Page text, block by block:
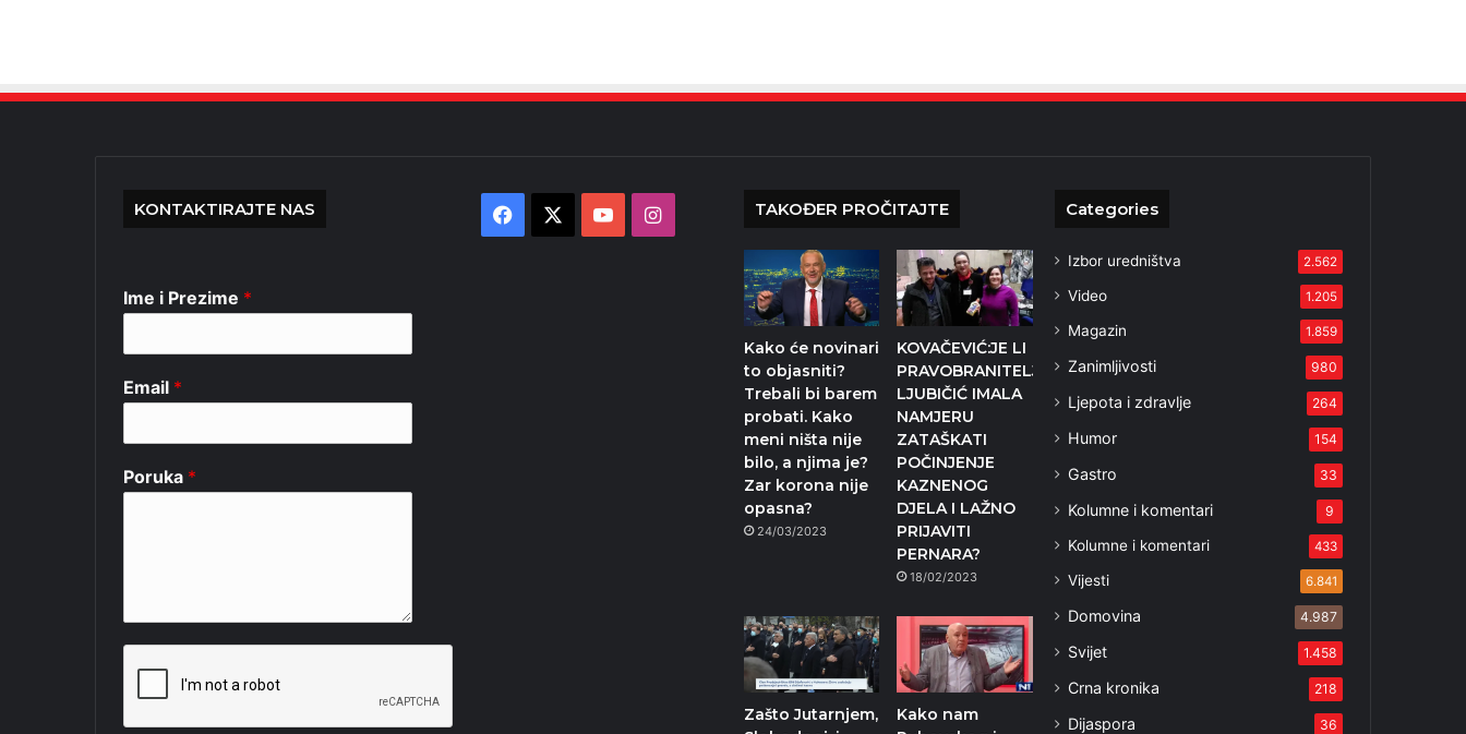
KONTAKTIRAJTE NAS
Ime i Prezime *
Email *
Poruka *
Facebook YouTubeInstagram TAKOĐER PROČITAJTE
Kako će novinari
to objasniti?
Trebali bi barem
probati. Kako
meni ništa nije
bilo, a njima je?
Zar korona nije
opasna?
24/03/2023
KOVAČEVIĆ:JE LI
PRAVOBRANITELJICA
LJUBIČIĆ IMALA
NAMJERU
ZATAŠKATI
POČINJENJE
KAZNENOG
DJELA I LAŽNO
PRIJAVITI
PERNARA?
18/02/2023
Zašto Jutarnjem,
Kako nam
Categories
Izbor uredništva 2.562
Video 1.205
Magazin 1.859
Zanimljivosti 980
Ljepota i zdravlje 264
Humor 154
Gastro 33
Kolumne i komentari 9
Kolumne i komentari 433
Vijesti 6.841
Domovina 4.987
Svijet 1.458
Crna kronika 218
Dijaspora 36